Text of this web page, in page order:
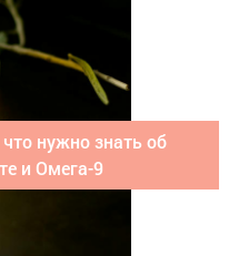
нужно знать об
и Омега-9